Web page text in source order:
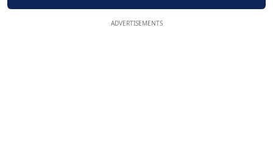
ADVERTISEMENTS